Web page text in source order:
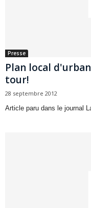
Presse
Plan local
tour!
28 septembre 2012
Article paru dans le journal